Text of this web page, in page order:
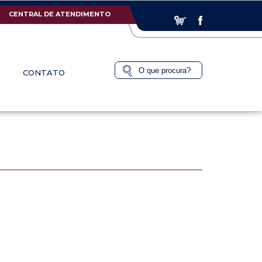
CENTRAL DE ATENDIMENTO
CONTATO